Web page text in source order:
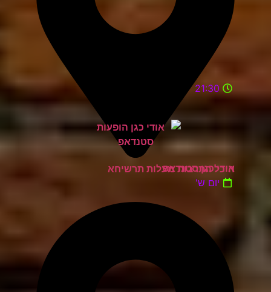
היכל התרבות מעלות תרשיחא
21:30
אודי כגן סטנדאפ
יום ש'